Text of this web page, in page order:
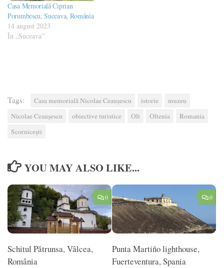
Casa Memorială Ciprian
Porumbescu, Suceava, România
14 august 2023
În „Suceava”
Tags: Casa memorială Nicolae Ceaușescu istorie
muzeu
Nicolae Ceaușescu
obiective turistice Olt Oltenia
Romania
Scornicești
YOU MAY ALSO LIKE...
0
Schitul Pătrunsa, Vâlcea,
România
0
Punta Martiño lighthouse,
Fuerteventura, Spania